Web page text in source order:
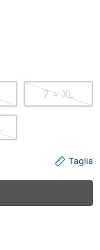
7 = XL
Taglia